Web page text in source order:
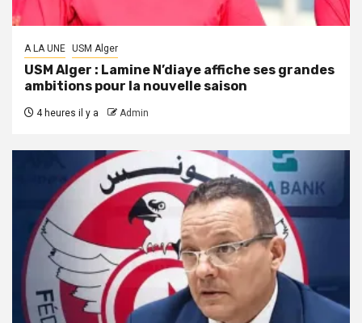
A LA UNE USM Alger
USM Alger : Lamine N’diaye affiche ses grandes
ambitions pour la nouvelle saison
4 heures il y a Admin